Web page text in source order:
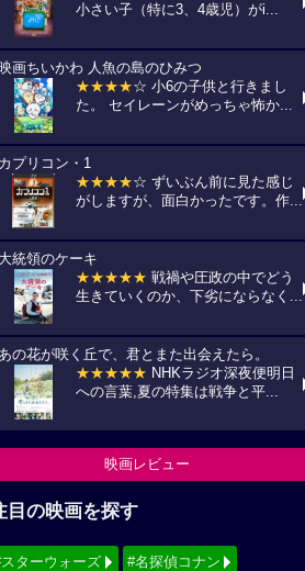
小さい子（特に3、4歳児）がi...
画ちいかわ 人魚の島のひみつ
★★★★☆ 小6の子供と行きまし
た。 セイレーンがめっちゃ怖か...
カプリコン・1
★★★★☆ ずいぶん前に見た感じ
がしますが、面白かったです。作...
大統領のケーキ
★★★★★ 戦禍や圧政の中でどう
生きていくのか、下劣にならなく...
の花が咲く丘で、君とまた出会えたら。
★★★★★ NHKラジオ深夜便明日
への言葉,夏の特集は戦争と平...
映画レビュー
目の映画を探す
ターウォーズ #名探偵コナン